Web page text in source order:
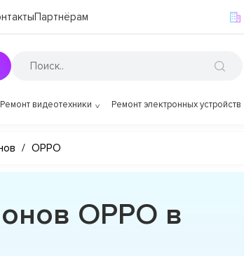
Партнёрам
Ремонт видеотехники Ремонт электронных устройств
/ OPPO
OPPO в